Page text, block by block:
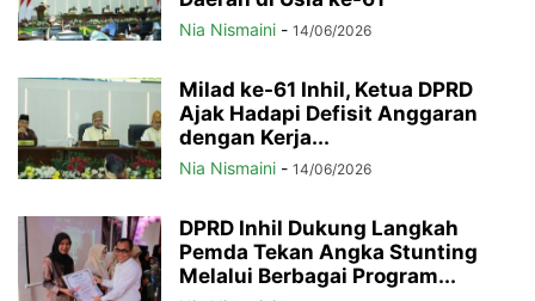
Nia Nismaini - 14/06/2026
Milad ke-61 Inhil, Ketua DPRD
Ajak Hadapi Defisit Anggaran
dengan Kerja...
Nia Nismaini - 14/06/2026
DPRD Inhil Dukung Langkah
Pemda Tekan Angka Stunting
Melalui Berbagai Program...